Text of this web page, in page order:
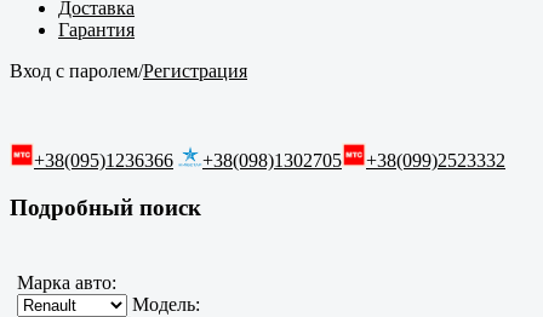
Доставка
Гарантия
Вход с паролем/Регистрация
+38(095)1236366 +38(098)1302705 +38(099)2523332
Подробный поиск
Марка авто:
Модель: